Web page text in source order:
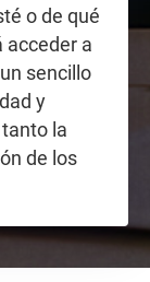
o de qué
acceder a
sencillo
y
la
de los